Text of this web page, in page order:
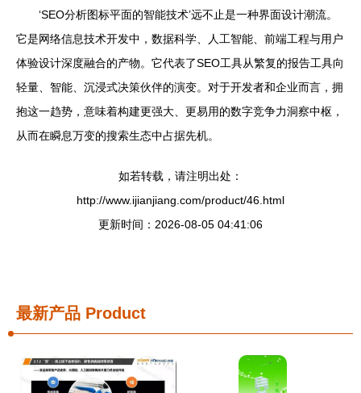
‘SEO分析图标平面的智能技术’远不止是一种界面设计潮流。
它是网络信息技术开发中，数据科学、人工智能、前端工程与用户
体验设计深度融合的产物。它代表了SEO工具从繁复的报告工具向
轻量、智能、沉浸式决策伙伴的演变。对于开发者和企业而言，拥
抱这一趋势，意味着构建更强大、更易用的数字竞争力洞察中枢，
从而在瞬息万变的搜索生态中占据先机。
如若转载，请注明出处：
http://www.ijianjiang.com/product/46.html
更新时间：2026-08-05 04:41:06
最新产品 Product